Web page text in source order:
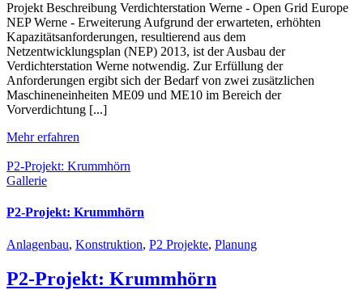
Projekt Beschreibung Verdichterstation Werne - Open Grid Europe
NEP Werne - Erweiterung Aufgrund der erwarteten, erhöhten
Kapazitätsanforderungen, resultierend aus dem
Netzentwicklungsplan (NEP) 2013, ist der Ausbau der
Verdichterstation Werne notwendig. Zur Erfüllung der
Anforderungen ergibt sich der Bedarf von zwei zusätzlichen
Maschineneinheiten ME09 und ME10 im Bereich der
Vorverdichtung [...]
Mehr erfahren
P2-Projekt: Krummhörn
Gallerie
P2-Projekt: Krummhörn
Anlagenbau, Konstruktion, P2 Projekte, Planung
P2-Projekt: Krummhörn